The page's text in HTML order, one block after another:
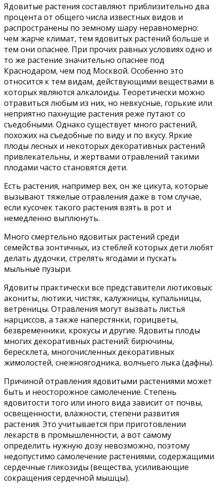
Ядовитые растения составляют приблизительно два
процента от общего числа известных видов и
распространены по земному шару неравномерно:
чем жарче климат, тем ядовитых растений больше и
тем они опаснее. При прочих равных условиях одно и
то же растение значительно опаснее под
Краснодаром, чем под Москвой. Особенно это
относится к тем видам, действующими веществами в
которых являются алкалоиды. Теоретически можно
отравиться любым из них, но невкусные, горькие или
неприятно пахнущие растения реже путают со
съедобными. Однако существует много растений,
похожих на съедобные по виду и по вкусу. Яркие
плоды лесных и некоторых декоративных растений
привлекательны, и жертвами отравлений такими
плодами часто становятся дети.
Есть растения, например вех, он же цикута, которые
вызывают тяжелые отравления даже в том случае,
если кусочек такого растения взять в рот и
немедленно выплюнуть.
Много смертельно ядовитых растений среди
семейства зонтичных, из стеблей которых дети любят
делать дудочки, стрелять ягодами и пускать
мыльные пузыри.
Ядовиты практически все представители лютиковых:
акониты, лютики, чистяк, калужницы, купальницы,
ветреницы. Отравления могут вызвать листья
нарциссов, а также наперстянки, горицветы,
безвременники, крокусы и другие. Ядовиты плоды
многих декоративных растений: бирючины,
бересклета, многочисленных декоративных
жимолостей, снежноягодника, волчьего лыка (дафны).
Причиной отравления ядовитыми растениями может
быть и неосторожное самолечение. Степень
ядовитости того или иного вида зависит от почвы,
освещенности, влажности, степени развития
растения. Это учитывается при приготовлении
лекарств в промышленности, а вот самому
определить нужную дозу невозможно, поэтому
недопустимо самолечение растениями, содержащими
сердечные гликозиды (вещества, усиливающие
сокращения сердечной мышцы).